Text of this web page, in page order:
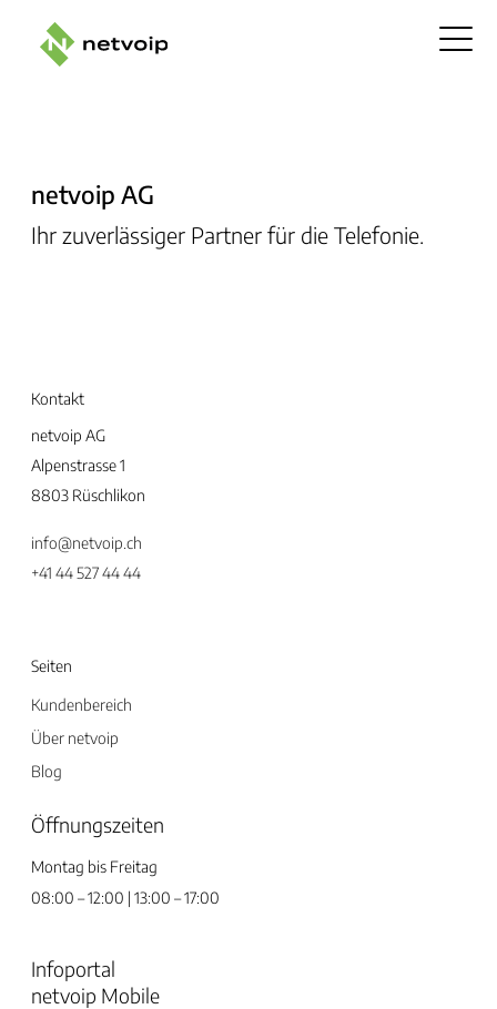
netvoip AG
Ihr zuverlässiger Partner für die Telefonie.
Kontakt
netvoip AG
Alpenstrasse 1
8803 Rüschlikon
info@netvoip.ch
+41 44 527 44 44
Seiten
Kundenbereich
Über netvoip
Blog
Öffnungszeiten
Montag bis Freitag
08:00 – 12:00 | 13:00 – 17:00
Infoportal
netvoip Mobile